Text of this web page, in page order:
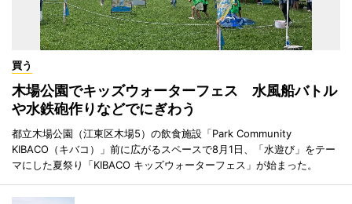
買う
木場公園でキッズウォーターフェス 水風船バトル
や水鉄砲作りなどでにぎわう
都立木場公園（江東区木場5）の飲食施設「Park Community
KIBACO（キバコ）」前に広がるスペースで8月1日、「水遊び」をテー
マにした夏祭り「KIBACO キッズウォーターフェス」が始まった。